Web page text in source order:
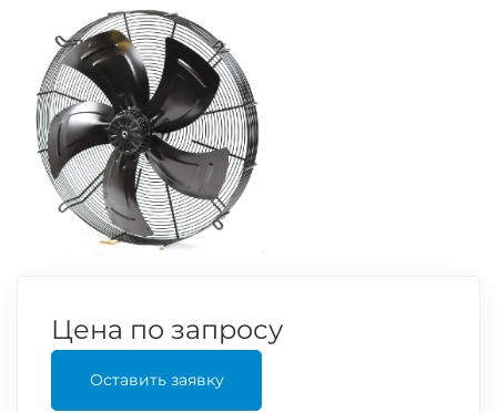
Цена по запросу
Оставить заявку